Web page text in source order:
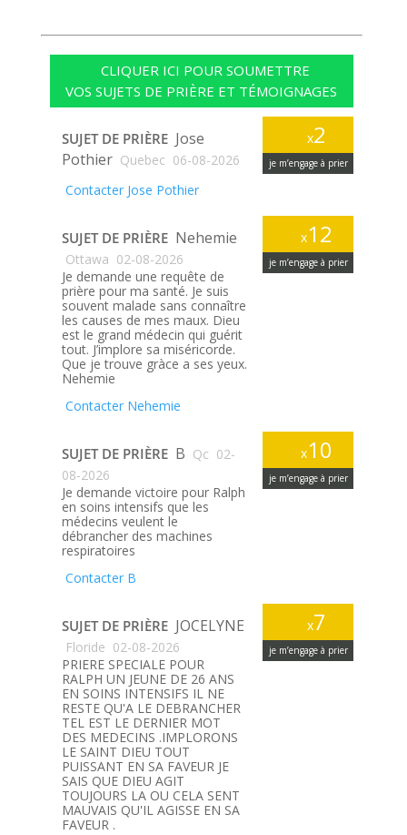
CLIQUER ICI POUR SOUMETTRE
VOS SUJETS DE PRIÈRE ET TÉMOIGNAGES
x2
je m’engage à prier
SUJET DE PRIÈRE Jose
Pothier Quebec 06-08-2026
Contacter Jose Pothier
x12
je m’engage à prier
SUJET DE PRIÈRE Nehemie
Ottawa 02-08-2026
Je demande une requête de
prière pour ma santé. Je suis
souvent malade sans connaître
les causes de mes maux. Dieu
est le grand médecin qui guérit
tout. J’implore sa miséricorde.
Que je trouve gràce a ses yeux.
Nehemie
Contacter Nehemie
x10
je m’engage à prier
SUJET DE PRIÈRE B Qc 02-
08-2026
Je demande victoire pour Ralph
en soins intensifs que les
médecins veulent le
débrancher des machines
respiratoires
Contacter B
x7
je m’engage à prier
SUJET DE PRIÈRE JOCELYNE
Floride 02-08-2026
PRIERE SPECIALE POUR
RALPH UN JEUNE DE 26 ANS
EN SOINS INTENSIFS IL NE
RESTE QU'A LE DEBRANCHER
TEL EST LE DERNIER MOT
DES MEDECINS .IMPLORONS
LE SAINT DIEU TOUT
PUISSANT EN SA FAVEUR JE
SAIS QUE DIEU AGIT
TOUJOURS LA OU CELA SENT
MAUVAIS QU'IL AGISSE EN SA
FAVEUR .